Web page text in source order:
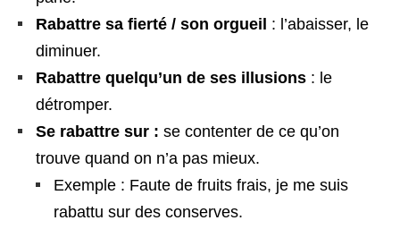
Rabattre sa fierté / son orgueil : l’abaisser, le
diminuer.
Rabattre quelqu’un de ses illusions : le
détromper.
Se rabattre sur : se contenter de ce qu’on
trouve quand on n’a pas mieux.
Exemple : Faute de fruits frais, je me suis
rabattu sur des conserves.